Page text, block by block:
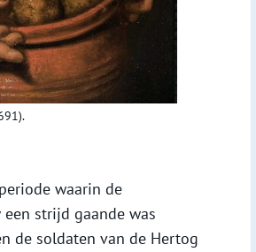
waarin de
strijd gaande was
de soldaten van de Hertog